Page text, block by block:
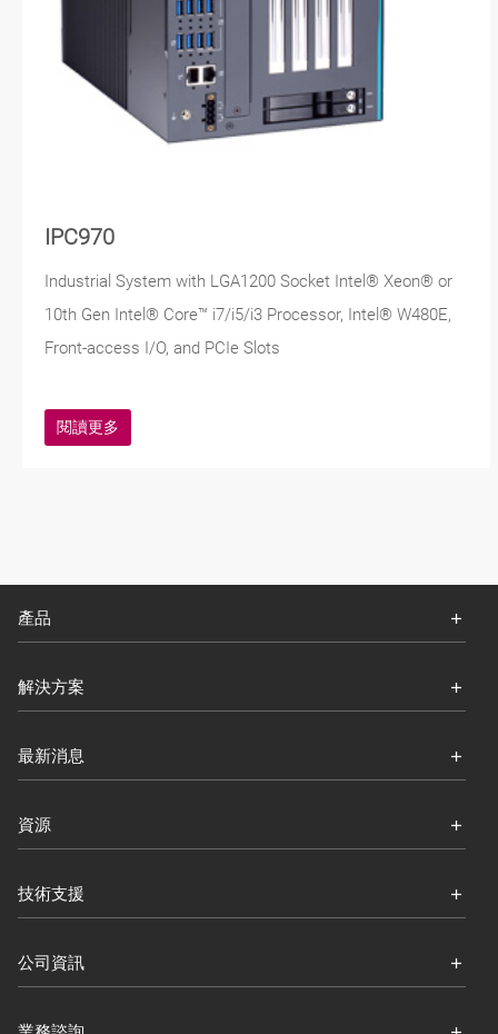
IPC970
Industrial System with LGA1200 Socket Intel® Xeon® or
10th Gen Intel® Core™ i7/i5/i3 Processor, Intel® W480E,
Front-access I/O, and PCIe Slots
閱讀更多
產品
解決方案
最新消息
資源
技術支援
公司資訊